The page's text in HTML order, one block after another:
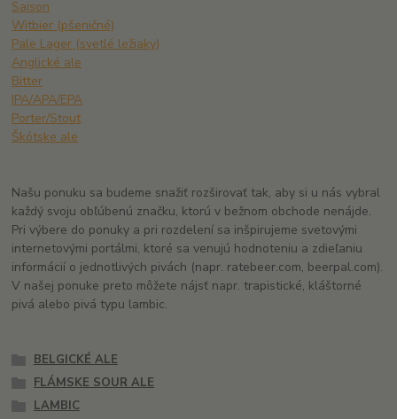
Saison
Witbier (pšeničné)
Pale Lager (svetlé ležiaky)
Anglické ale
Bitter
IPA/APA/EPA
Porter/Stout
Škótske ale
Našu ponuku sa budeme snažiť rozširovať tak, aby si u nás vybral
každý svoju obľúbenú značku, ktorú v bežnom obchode nenájde.
Pri výbere do ponuky a pri rozdelení sa inšpirujeme svetovými
internetovými portálmi, ktoré sa venujú hodnoteniu a zdieľaniu
informácií o jednotlivých pivách (napr. ratebeer.com, beerpal.com).
V našej ponuke preto môžete nájsť napr. trapistické, kláštorné
pivá alebo pivá typu lambic.
BELGICKÉ ALE
FLÁMSKE SOUR ALE
LAMBIC